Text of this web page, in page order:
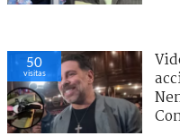
50
visitas